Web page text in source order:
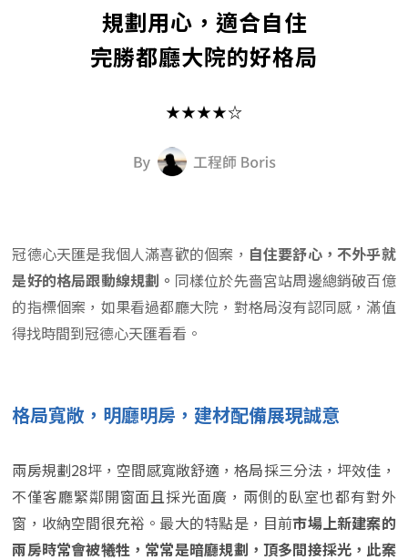
規劃用心，適合自住
完勝都廳大院的好格局
★★★★☆
冠德心天匯是我個人滿喜歡的個案， 自住要舒心，不外乎就
是好的格局跟動線規劃。 同樣位於先嗇宮站周邊總銷破百億
的指標個案，如果看過都廳大院，對格局沒有認同感，滿值
得找時間到冠德心天匯看看。
格局寬敞，明廳明房，建材配備展現誠意
兩房規劃28坪，空間感寬敞舒適，格局採三分法，坪效佳，
不僅客廳緊鄰開窗面且採光面廣，兩側的臥室也都有對外
窗，收納空間很充裕。最大的特點是，目前市場上新建案的
兩房時常會被犧牲，常常是暗廳規劃，頂多間接採光，此案